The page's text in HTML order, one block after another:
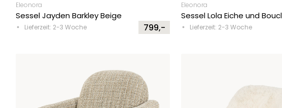
Eleonora
Sessel Jayden Barkley Beige
Lieferzeit: 2-3 Woche 799,-
Eleonora
Sessel Lola Eiche und
Lieferzeit: 2-3 Woche